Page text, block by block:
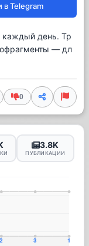
в Telegram
каждый день. Тр
— дл
0
3.8K
ПУБЛИКАЦИИ